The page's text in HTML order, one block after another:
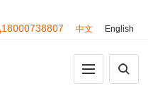
18000738807 中文 English